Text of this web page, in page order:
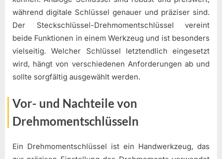
während digitale Schlüssel genauer und präziser sind.
Der Steckschlüssel-Drehmomentschlüssel vereint
beide Funktionen in einem Werkzeug und ist besonders
vielseitig. Welcher Schlüssel letztendlich eingesetzt
wird, hängt von verschiedenen Anforderungen ab und
sollte sorgfältig ausgewählt werden.
Vor- und Nachteile von
Drehmomentschlüsseln
Ein Drehmomentschlüssel ist ein Handwerkzeug, das